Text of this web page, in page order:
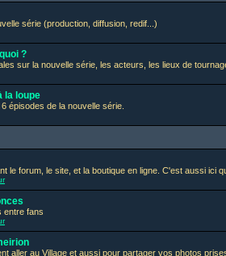
série (production, diffusion, redif...)
?
sur la nouvelle série, les acteurs, les lieux de
la loupe
épisodes de la nouvelle série.
le forum, le site, et la boutique en ligne. C'est aussi ici
entre fans
aller au Village et aussi pour partager vos photos